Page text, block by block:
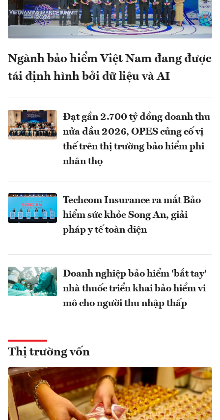
Ngành bảo hiểm Việt Nam đang được
tái định hình bởi dữ liệu và AI
Đạt gần 2.700 tỷ đồng doanh thu
nửa đầu 2026, OPES củng cố vị
thế trên thị trường bảo hiểm phi
nhân thọ
Techcom Insurance ra mắt Bảo
hiểm sức khỏe Song An, giải
pháp y tế toàn diện
Doanh nghiệp bảo hiểm 'bắt tay'
nhà thuốc triển khai bảo hiểm vi
mô cho người thu nhập thấp
Thị trường vốn